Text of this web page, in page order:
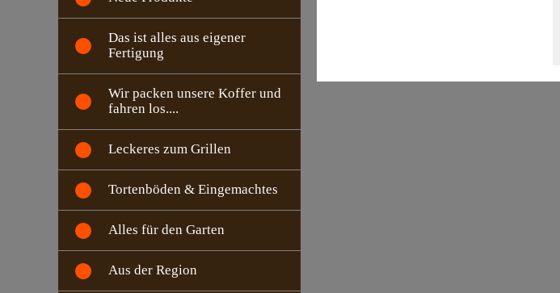
Das ist alles aus eigener
Fertigung
Wir packen unsere Koffer und
fahren los....
Leckeres zum Grillen
Tortenböden & Eingemachtes
Alles für den Garten
Aus der Region